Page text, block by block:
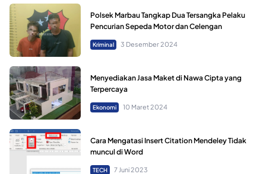
Polsek Marbau Tangkap Dua Tersangka Pelaku
Pencurian Sepeda Motor dan Celengan
Kriminal 3 Desember 2024
Menyediakan Jasa Maket di Nawa Cipta yang
Terpercaya
Ekonomi 10 Maret 2024
Cara Mengatasi Insert Citation Mendeley Tidak
muncul di Word
TECH 7 Juni 2023